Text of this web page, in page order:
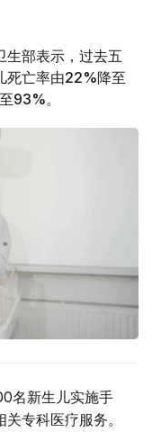
生部表示，过去五
死亡率由22%降至
93%。
名新生儿实施手
专科医疗服务。